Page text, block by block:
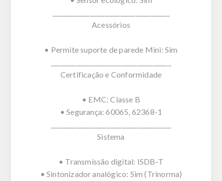
Acessórios
• Permite suporte de parede Mini: Sim
Certificação e Conformidade
• EMC: Classe B
• Segurança: 60065, 62368-1
Sistema
• Transmissão digital: ISDB-T
• Sintonizador analógico: Sim (Trinorma)